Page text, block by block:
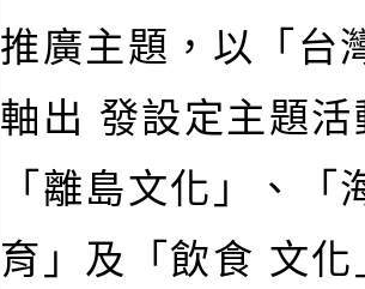
推廣主題，以「台
軸出 發設定主題活
「離島文化」、「
育」及「飲食 文